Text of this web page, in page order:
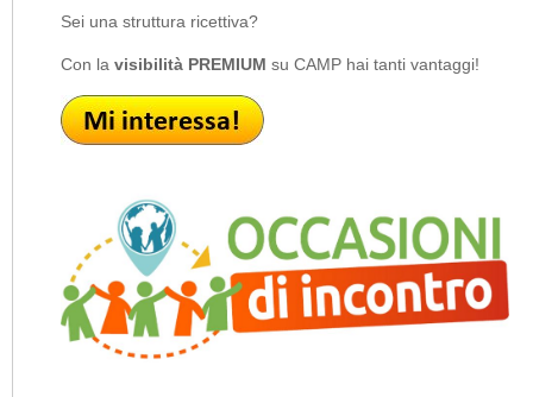
Sei una struttura ricettiva?
Con la visibilità PREMIUM su CAMP hai tanti vantaggi!